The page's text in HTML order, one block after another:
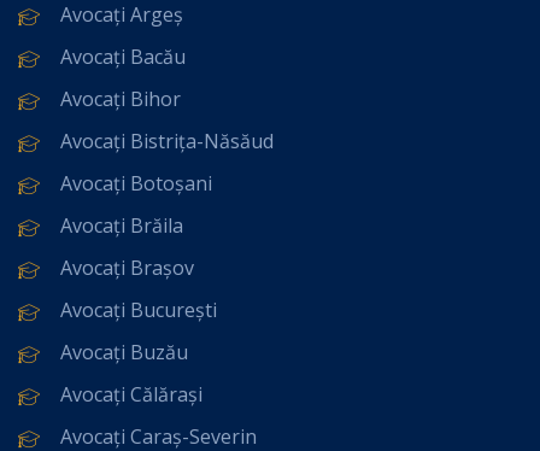
Avocați Argeș
Avocați Bacău
Avocați Bihor
Avocați Bistrița-Năsăud
Avocați Botoșani
Avocați Brăila
Avocați Brașov
Avocați București
Avocați Buzău
Avocați Călărași
Avocați Caraș-Severin